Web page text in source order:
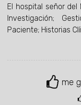
El hospital señor
Investigación;
Paciente; Historias
me